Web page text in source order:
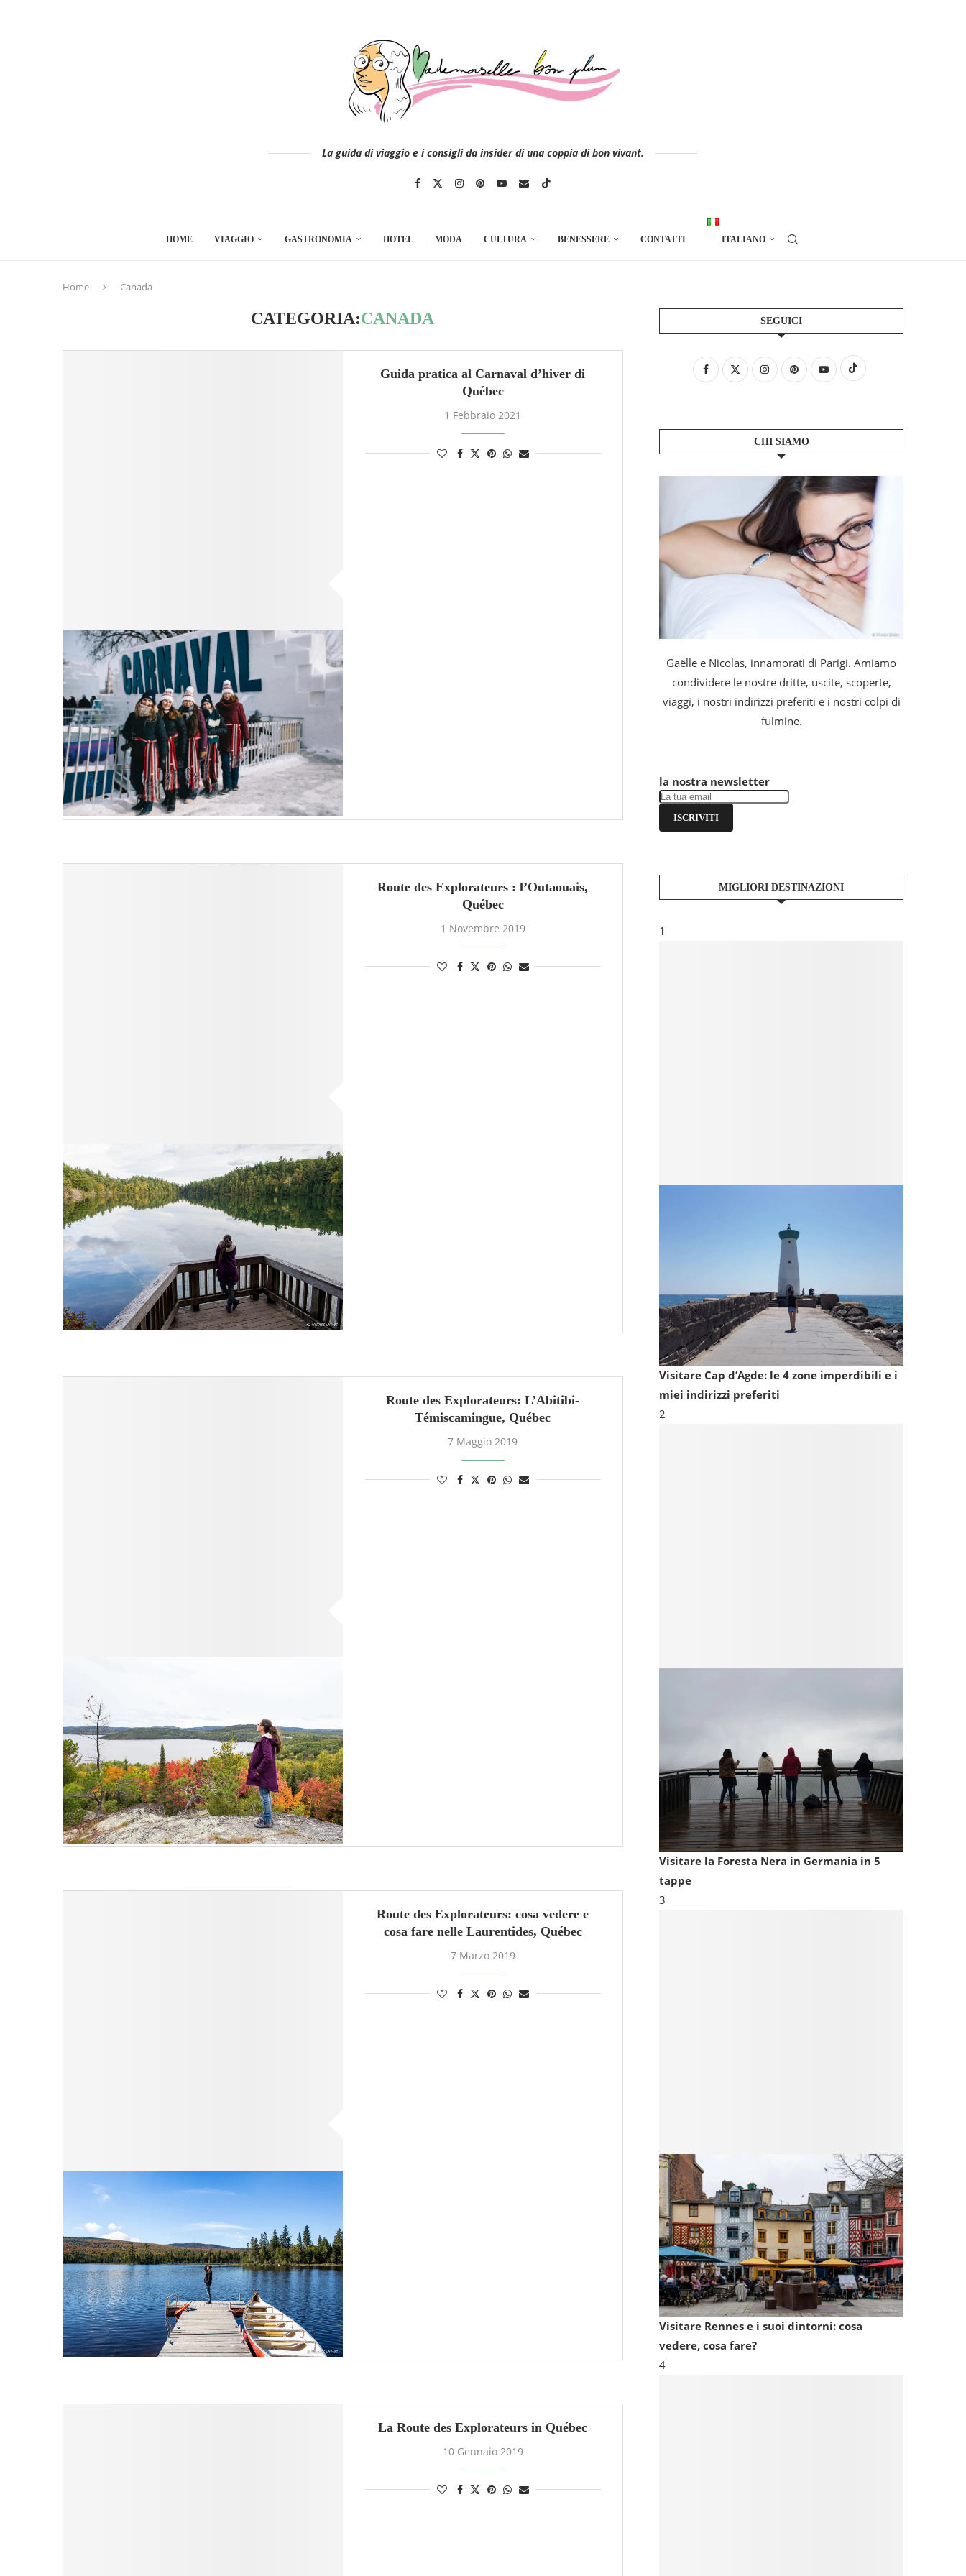
La guida di viaggio e i consigli da insider di una coppia di bon vivant.
HOME VIAGGIO GASTRONOMIA HOTEL MODA CULTURA BENESSERE CONTATTI ITALIANO
Home Canada
CATEGORIA:CANADA
Guida pratica al Carnaval d’hiver di
Québec
1 Febbraio 2021
Route des Explorateurs : l’Outaouais,
Québec
1 Novembre 2019
Route des Explorateurs: L’Abitibi-
Témiscamingue, Québec
7 Maggio 2019
Route des Explorateurs: cosa vedere e
cosa fare nelle Laurentides, Québec
7 Marzo 2019
La Route des Explorateurs in Québec
10 Gennaio 2019
SEGUICI
CHI SIAMO
Gaëlle e Nicolas, innamorati di Parigi. Amiamo
condividere le nostre dritte, uscite, scoperte,
viaggi, i nostri indirizzi preferiti e i nostri colpi di
fulmine.
la nostra newsletter
ISCRIVITI
MIGLIORI DESTINAZIONI
1
Visitare Cap d’Agde: le 4 zone imperdibili e i
miei indirizzi preferiti
2
Visitare la Foresta Nera in Germania in 5
tappe
3
Visitare Rennes e i suoi dintorni: cosa
vedere, cosa fare?
4